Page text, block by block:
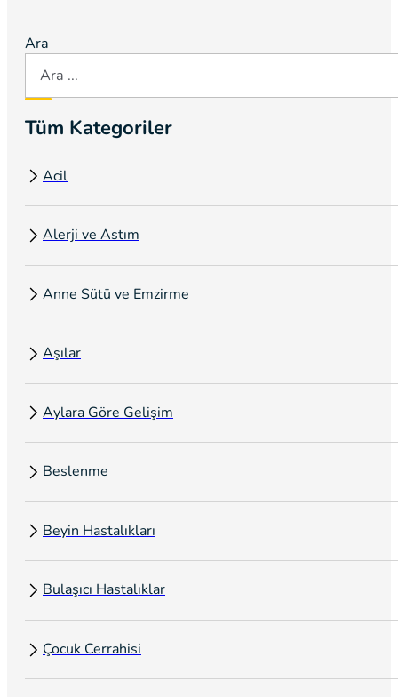
Ara
Tüm Kategoriler
Acil
Alerji ve Astım
Anne Sütü ve Emzirme
Aşılar
Aylara Göre Gelişim
Beslenme
Beyin Hastalıkları
Bulaşıcı Hastalıklar
Çocuk Cerrahisi